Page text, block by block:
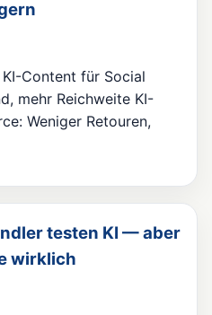
Content für Social
mehr Reichweite KI-
Weniger Retouren,
testen KI — aber
wirklich